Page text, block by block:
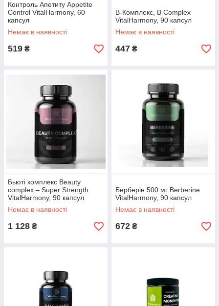
Контроль Апетиту Appetite
Control VitalHarmony, 60
капсул
Немає в наявності
519 ₴
B-Комплекс, B Complex
VitalHarmony, 90 капсул
Немає в наявності
447 ₴
Бьюті комплекс Beauty
complex – Super Strength
VitalHarmony, 90 капсул
Немає в наявності
1 128 ₴
Берберін 500 мг Berberine
VitalHarmony, 90 капсул
Немає в наявності
672 ₴